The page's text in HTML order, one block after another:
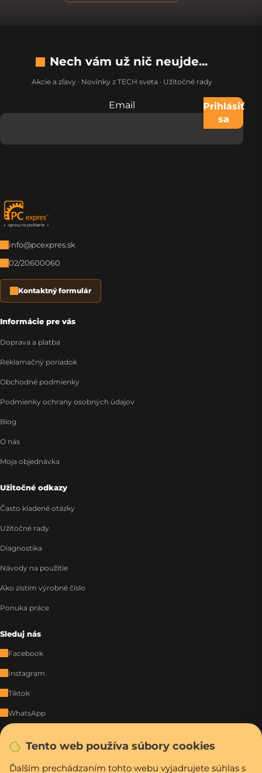
Tento web používa súbory cookies
Ďalším prechádzaním tohto webu vyjadrujete súhlas s
Nech vám už nič neujde...
Akcie a zľavy · Novinky z TECH sveta · Užitočné rady
Nevypĺňajte toto pole:
Email
Prihlásiť
sa
Zápätie
info@pcexpres.sk
02/20600060
Kontaktný formulár
Informácie pre vás
Doprava a platba
Reklamačný poriadok
Obchodné podmienky
Podmienky ochrany osobných údajov
Blog
O nás
Moja objednávka
Užitočné odkazy
Často kladené otázky
Užitočné rady
Diagnostika
Návody na použitie
Ako zistím výrobné číslo
Ponuka práce
Sleduj nás
Facebook
Instagram
Tiktok
WhatsApp
Rýchla a bezpečná platba